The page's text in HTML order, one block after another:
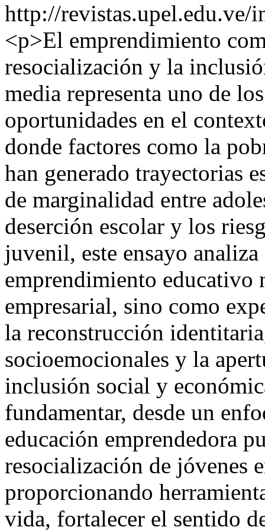
http://
<p>El emprendimiento
resocialización y la
media representa uno de
oportunidades en el
donde factores como la
han generado trayectorias
de marginalidad entre
deserción escolar y los
juvenil, este ensayo
emprendimiento educativo
empresarial, sino como
la reconstrucción
socioemocionales y la
inclusión social y
fundamentar, desde un
educación emprendedora
resocialización de jóvenes
proporcionando
vida, fortalecer el sentido